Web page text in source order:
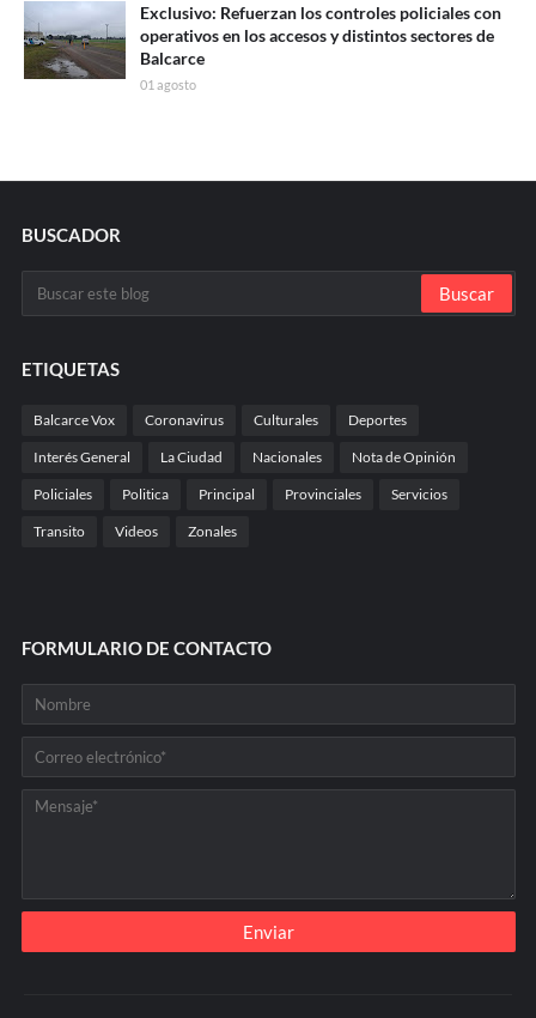
Exclusivo: Refuerzan los controles policiales con
operativos en los accesos y distintos sectores de
Balcarce
01 agosto
BUSCADOR
ETIQUETAS
Balcarce Vox Coronavirus Culturales Deportes
Interés General La Ciudad Nacionales Nota de Opinión
Policiales Politica Principal Provinciales Servicios
Transito Videos Zonales
FORMULARIO DE CONTACTO